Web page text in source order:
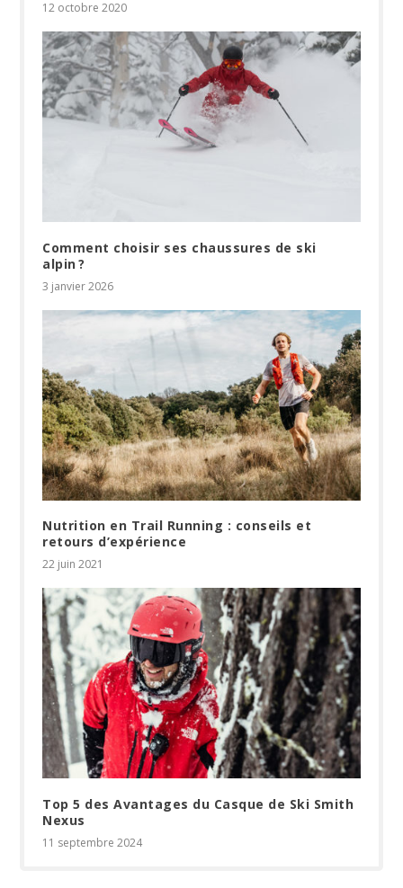
12 octobre 2020
Comment choisir ses chaussures de ski
alpin ?
3 janvier 2026
Nutrition en Trail Running : conseils et
retours d’expérience
22 juin 2021
Top 5 des Avantages du Casque de Ski Smith
Nexus
11 septembre 2024